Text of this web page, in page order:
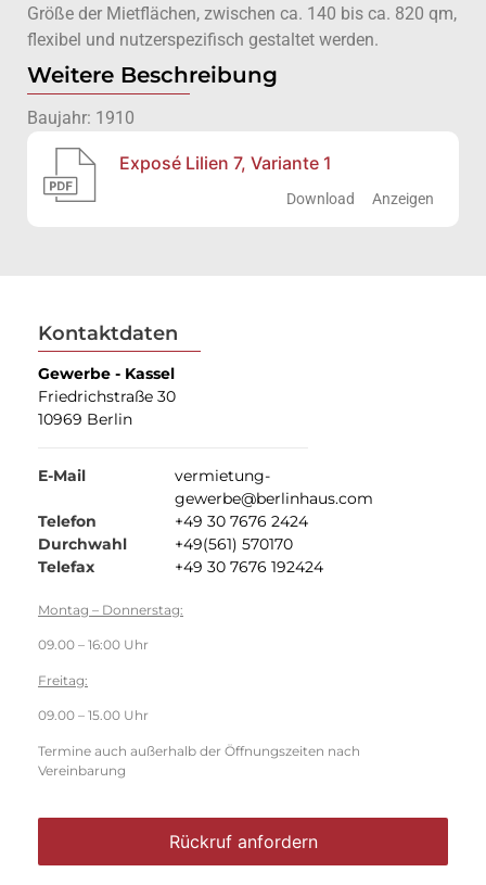
Größe der Mietflächen, zwischen ca. 140 bis ca. 820 qm,
flexibel und nutzerspezifisch gestaltet werden.
Weitere Beschreibung
Baujahr: 1910
Exposé Lilien 7, Variante 1
Download Anzeigen
Kontaktdaten
Gewerbe - Kassel
Friedrichstraße 30
10969 Berlin
E-Mail
vermietung-
gewerbe@berlinhaus.com
Telefon
+49 30 7676 2424
Durchwahl
+49(561) 570170
Telefax
+49 30 7676 192424
Montag – Donnerstag:
09.00 – 16:00 Uhr
Freitag:
09.00 – 15.00 Uhr
Termine auch außerhalb der Öffnungszeiten nach
Vereinbarung
Rückruf anfordern